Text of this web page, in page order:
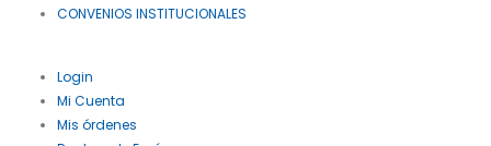
CONVENIOS INSTITUCIONALES
Login
Mi Cuenta
Mis órdenes